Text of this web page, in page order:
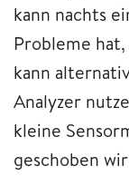
kann nachts
Probleme
kann
Analyzer
kleine
geschoben